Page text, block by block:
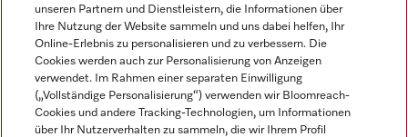
Miele auf Instagram
Miele auf Facebook
Miele auf Youtube
unseren Partnern und Dienstleistern, die Informationen über
Ihre Nutzung der Website sammeln und uns dabei helfen, Ihr
Online-Erlebnis zu personalisieren und zu verbessern. Die
Cookies werden auch zur Personalisierung von Anzeigen
verwendet. Im Rahmen einer separaten Einwilligung
(„Vollständige Personalisierung“) verwenden wir Bloomreach-
Cookies und andere Tracking-Technologien, um Informationen
über Ihr Nutzerverhalten zu sammeln, die wir Ihrem Profil